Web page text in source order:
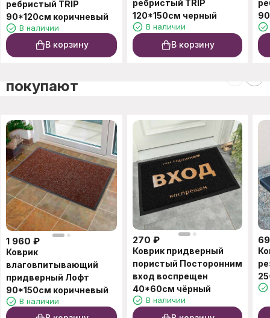
ребристый TRIP
90*120см коричневый
В наличии
В корзину
ребристый TRIP
120*150см черный
В наличии
В корзину
покупают
1 960 ₽
Коврик
влаговпитывающий
придверный Лофт
90*150см коричневый
В наличии
270 ₽
Коврик придверный
пористый Посторонним
вход воспрещен
40*60см чёрный
В наличии